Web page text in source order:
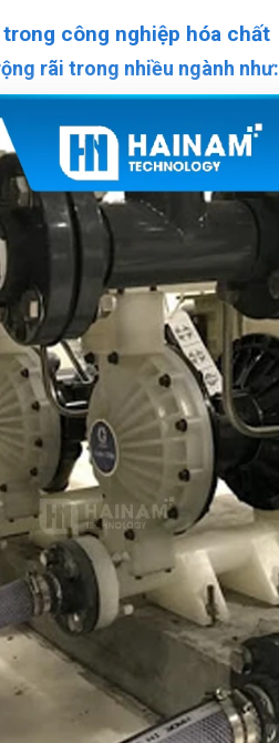
công nghiệp hóa chất
rãi trong nhiều ngành như: